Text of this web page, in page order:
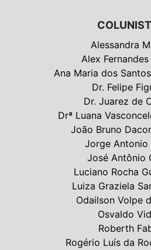
Alessandra
Alex Fernandes
Ana Maria dos
Dr. Felipe
Dr. Juarez de
Drª Luana
João Bruno
Jorge Antonio
José Antônio
Luciano Rocha
Luiza Graziela
Odailson Volpe
Osvaldo
Roberth
Rogério Luís da